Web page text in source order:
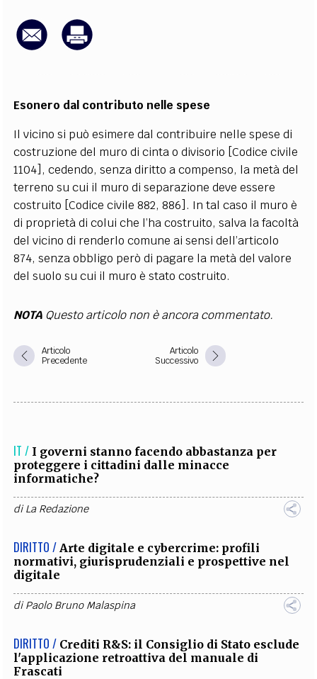
CODICI RUBRICHE
Esonero dal contributo nelle spese
Il vicino si può esimere dal contribuire nelle spese di
costruzione del muro di cinta o divisorio [Codice civile
1104], cedendo, senza diritto a compenso, la metà del
terreno su cui il muro di separazione deve essere
costruito [Codice civile 882, 886]. In tal caso il muro è
di proprietà di colui che l’ha costruito, salva la facoltà
del vicino di renderlo comune ai sensi dell’articolo
874, senza obbligo però di pagare la metà del valore
del suolo su cui il muro è stato costruito.
NOTA Questo articolo non è ancora commentato.
Articolo
Precedente
Articolo
Successivo
IT / I governi stanno facendo abbastanza per
proteggere i cittadini dalle minacce
informatiche?
diLa Redazione
DIRITTO / Arte digitale e cybercrime: profili
normativi, giurisprudenziali e prospettive nel
digitale
diPaolo Bruno Malaspina
DIRITTO / Crediti R&S: il Consiglio di Stato esclude
l'applicazione retroattiva del manuale di
Frascati